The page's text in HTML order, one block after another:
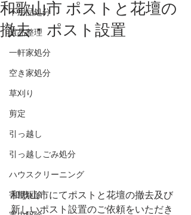
不用品処分
遺品整理
一軒家処分
空き家処分
草刈り
剪定
引っ越し
引っ越しごみ処分
ハウスクリーニング
害獣駆除
和歌山市 ポストと花壇の
撤去・ポスト設置
和歌山市にてポストと花壇の撤去及び
新しいポスト設置のご依頼をいただき